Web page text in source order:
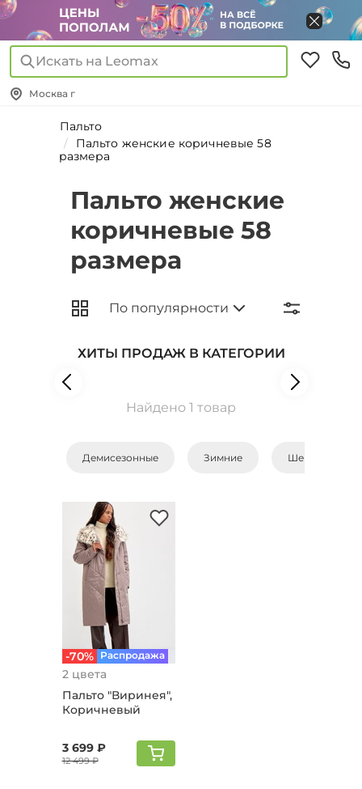
Искать на Leomax
Москва г
Пальто
Пальто женские коричневые 58
размера
Пальто женские
коричневые 58
размера
ХИТЫ ПРОДАЖ В КАТЕГОРИИ
Найдено 1 товар
Демисезонные Зимние Шерстяные
-70% Распродажа
2 цвета
Пальто "Виринея",
Коричневый
3 699 ₽
12 499 ₽